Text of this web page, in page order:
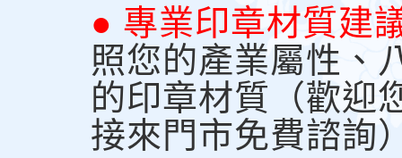
● 專業印章材質建
照您的產業屬性、
的印章材質（歡迎
接來門市免費諮詢